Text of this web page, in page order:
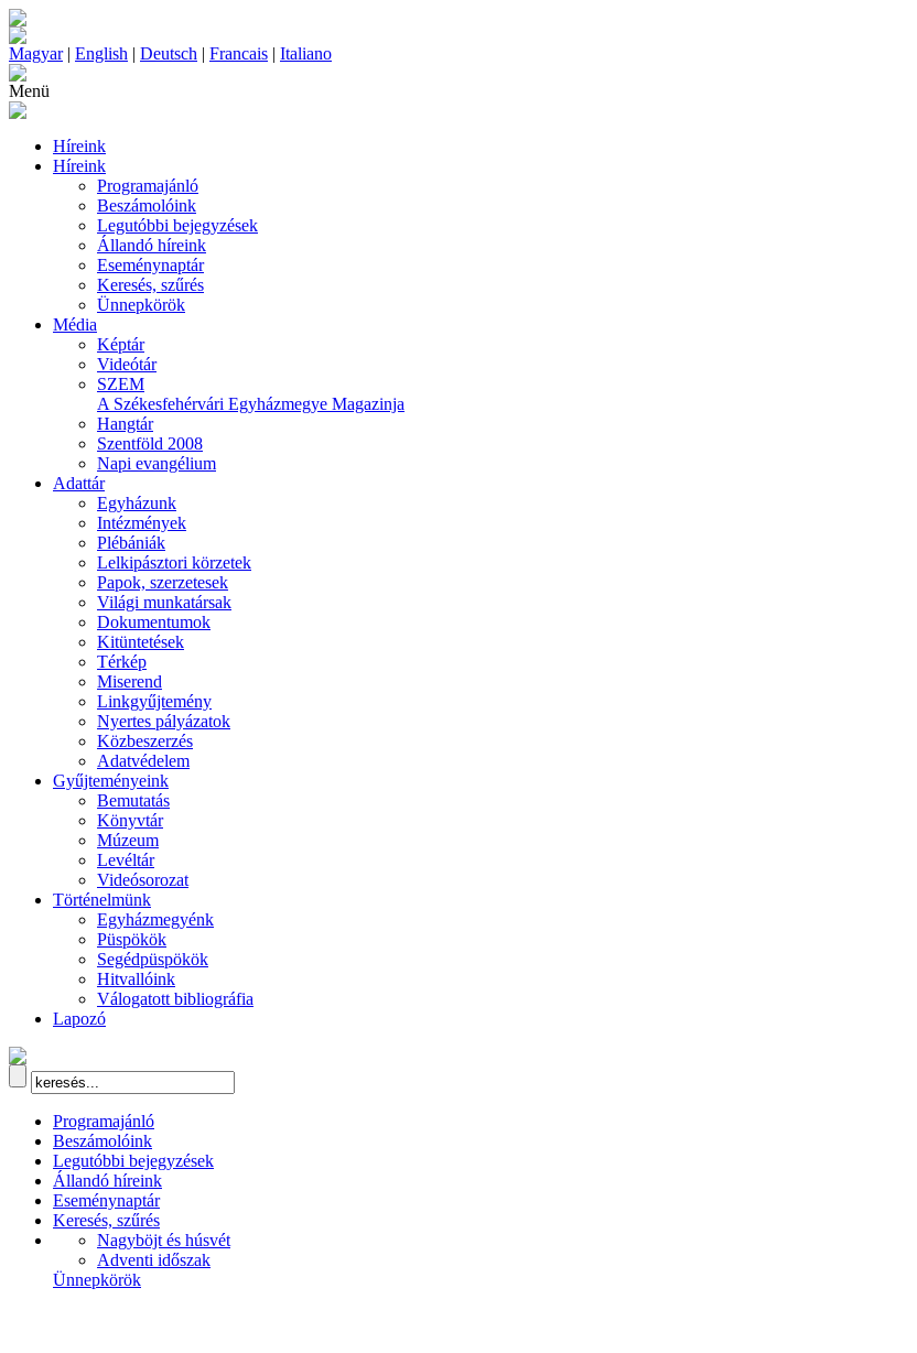
Magyar| English | Deutsch | Francais | Italiano
Menü
Híreink
Híreink
Programajánló
Beszámolóink
Legutóbbi bejegyzések
Állandó híreink
Eseménynaptár
Keresés, szűrés
Ünnepkörök
Média
Képtár
Videótár
SZEM
A Székesfehérvári Egyházmegye Magazinja
Hangtár
Szentföld 2008
Napi evangélium
Adattár
Egyházunk
Intézmények
Plébániák
Lelkipásztori körzetek
Papok, szerzetesek
Világi munkatársak
Dokumentumok
Kitüntetések
Térkép
Miserend
Linkgyűjtemény
Nyertes pályázatok
Közbeszerzés
Adatvédelem
Gyűjteményeink
Bemutatás
Könyvtár
Múzeum
Levéltár
Videósorozat
Történelmünk
Egyházmegyénk
Püspökök
Segédpüspökök
Hitvallóink
Válogatott bibliográfia
Lapozó
Programajánló
Beszámolóink
Legutóbbi bejegyzések
Állandó híreink
Eseménynaptár
Keresés, szűrés
Nagyböjt és húsvét
Adventi időszak
Ünnepkörök